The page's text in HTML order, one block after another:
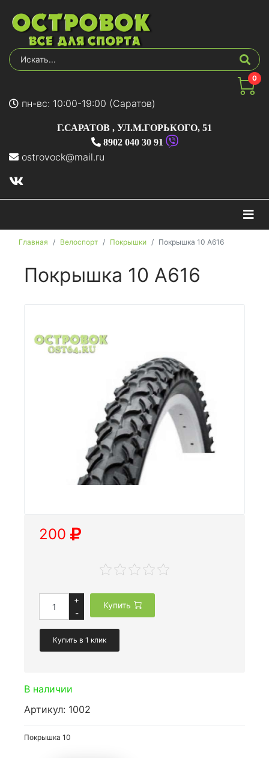
0
пн-вс: 10:00-19:00 (Саратов)
Г.САРАТОВ , УЛ.М.ГОРЬКОГО, 51
8902 040 30 91
ostrovock@mail.ru
Главная Велоспорт Покрышки Покрышка 10 А616
Покрышка 10 А616
200
+
-
Купить
Купить в 1 клик
В наличии
Артикул: 1002
Покрышка 10